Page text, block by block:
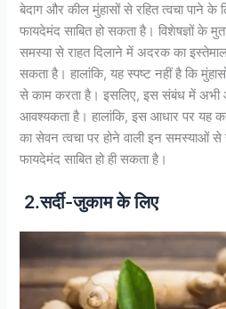
बेदाग और कील मुंहासों से रहित त्वचा पाने
फायदेमंद साबित हो सकता है। विशेषज्ञों के
समस्या से राहत दिलाने में अदरक का
सकता है। हालांकि, यह स्पष्ट नहीं है कि
से काम करता है। इसलिए, इस संबंध में अभी
आवश्यकता है। हालांकि, इस आधार पर यह
का सेवन त्वचा पर होने वाली इन समस्याओं
फायदेमंद साबित हो ही सकता है।
2.सर्दी-जुकाम के लिए